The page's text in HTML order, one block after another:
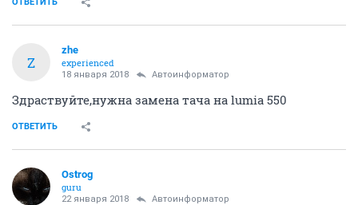
Z
zhe
experienced
18 января 2018 Автоинформатор
Здраствуйте,нужна замена тача на lumia 550
ОТВЕТИТЬ
Ostrog
guru
22 января 2018 Автоинформатор